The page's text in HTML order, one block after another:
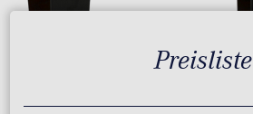
Preisliste